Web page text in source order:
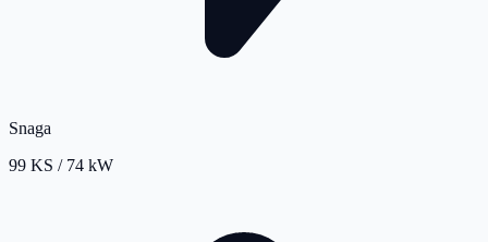
Snaga
99 KS / 74 kW